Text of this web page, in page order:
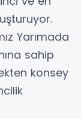
Yarımada
sahip
konsey